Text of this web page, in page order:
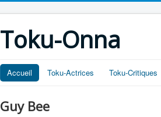
Toku-Onna
Accueil Toku-Actrices Toku-Critiques
Guy Bee